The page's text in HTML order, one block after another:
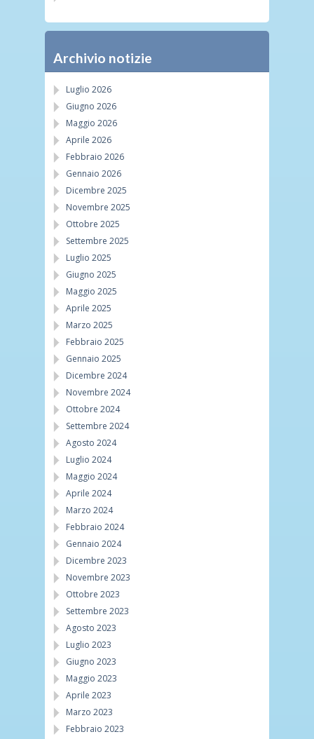
Archivio notizie
Luglio 2026
Giugno 2026
Maggio 2026
Aprile 2026
Febbraio 2026
Gennaio 2026
Dicembre 2025
Novembre 2025
Ottobre 2025
Settembre 2025
Luglio 2025
Giugno 2025
Maggio 2025
Aprile 2025
Marzo 2025
Febbraio 2025
Gennaio 2025
Dicembre 2024
Novembre 2024
Ottobre 2024
Settembre 2024
Agosto 2024
Luglio 2024
Maggio 2024
Aprile 2024
Marzo 2024
Febbraio 2024
Gennaio 2024
Dicembre 2023
Novembre 2023
Ottobre 2023
Settembre 2023
Agosto 2023
Luglio 2023
Giugno 2023
Maggio 2023
Aprile 2023
Marzo 2023
Febbraio 2023